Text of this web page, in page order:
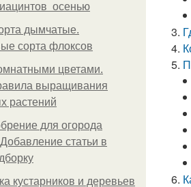
осенью
дымчатые.
сорта флоксов
цветами.
выращивания
растений
для огорода
статьи в
кустарников и деревьев